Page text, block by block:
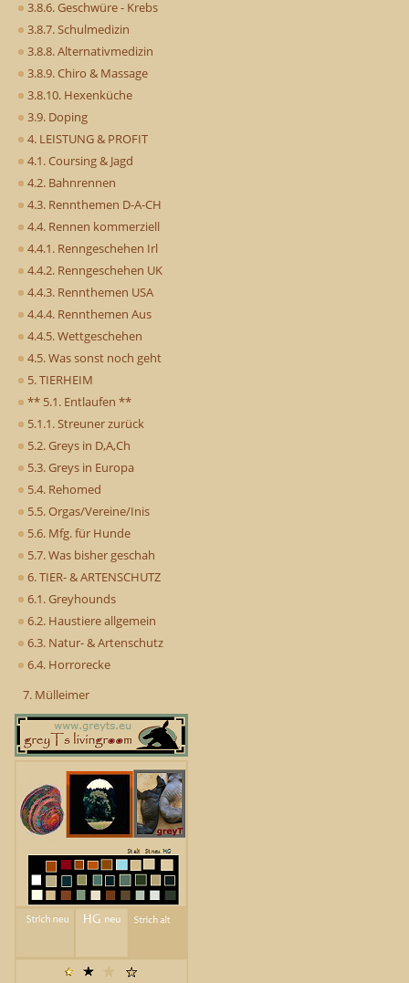
3.8.6. Geschwüre - Krebs
3.8.7. Schulmedizin
3.8.8. Alternativmedizin
3.8.9. Chiro & Massage
3.8.10. Hexenküche
3.9. Doping
4. LEISTUNG & PROFIT
4.1. Coursing & Jagd
4.2. Bahnrennen
4.3. Rennthemen D-A-CH
4.4. Rennen kommerziell
4.4.1. Renngeschehen Irl
4.4.2. Renngeschehen UK
4.4.3. Rennthemen USA
4.4.4. Rennthemen Aus
4.4.5. Wettgeschehen
4.5. Was sonst noch geht
5. TIERHEIM
** 5.1. Entlaufen **
5.1.1. Streuner zurück
5.2. Greys in D,A,Ch
5.3. Greys in Europa
5.4. Rehomed
5.5. Orgas/Vereine/Inis
5.6. Mfg. für Hunde
5.7. Was bisher geschah
6. TIER- & ARTENSCHUTZ
6.1. Greyhounds
6.2. Haustiere allgemein
6.3. Natur- & Artenschutz
6.4. Horrorecke
7. Mülleimer